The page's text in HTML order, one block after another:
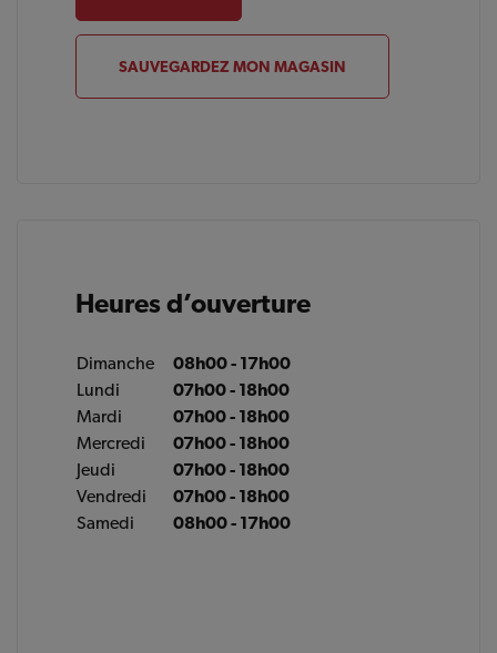
SAUVEGARDEZ MON MAGASIN
Heures d’ouverture
Dimanche
08h00 - 17h00
Lundi
07h00 - 18h00
Mardi
07h00 - 18h00
Mercredi
07h00 - 18h00
Jeudi
07h00 - 18h00
Vendredi
07h00 - 18h00
Samedi
08h00 - 17h00